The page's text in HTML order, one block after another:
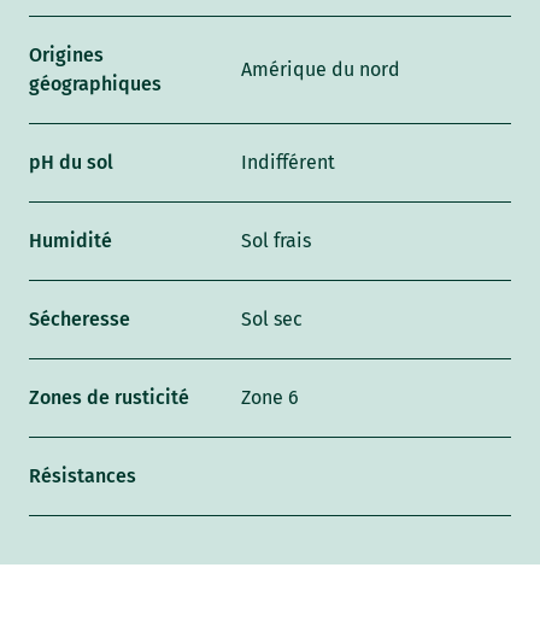
Origines
géographiques
Amérique du nord
pH du sol Indifférent
Humidité Sol frais
Sécheresse Sol sec
Zones de rusticité Zone 6
Résistances